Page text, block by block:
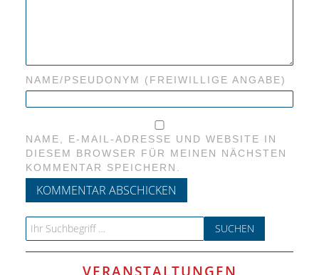
NAME/PSEUDONYM (FREIWILLIGE ANGABE)
NAME, E-MAIL-ADRESSE UND WEBSITE IN
DIESEM BROWSER FÜR MEINEN NÄCHSTEN
KOMMENTAR SPEICHERN.
Search for:
VERANSTALTUNGEN